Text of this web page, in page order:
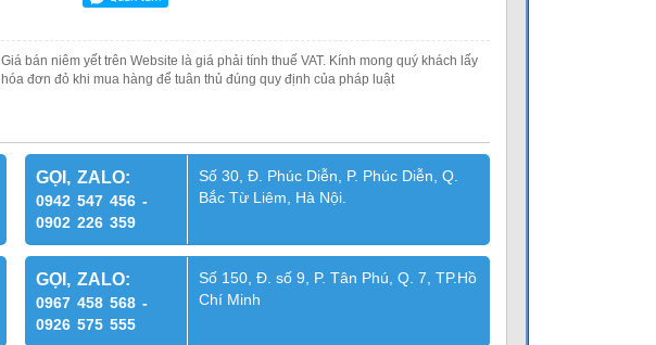
Giá bán niêm yết trên Website là giá phải tính thuế VAT. Kính mong quý khách lấy
hóa đơn đỏ khi mua hàng để tuân thủ đúng quy định của pháp luật
GỌI, ZALO:
0942 547 456 -
0902 226 359
Số 30, Đ. Phúc Diễn, P. Phúc Diễn, Q.
Bắc Từ Liêm, Hà Nội.
GỌI, ZALO:
0967 458 568 -
0926 575 555
Số 150, Đ. số 9, P. Tân Phú, Q. 7, TP.Hồ
Chí Minh